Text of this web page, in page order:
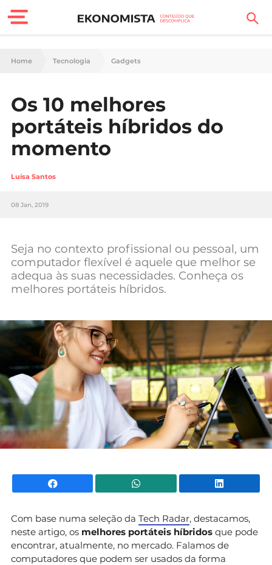
Finanças Pessoais
Carreira
Casa
Lifestyle
Sociedade
Negócios
Mundial 2026
Home Tecnologia Gadgets
Os 10 melhores
portáteis híbridos do
momento
Luísa Santos
08 Jan, 2019
Seja no contexto profissional ou pessoal, um
computador flexível é aquele que melhor se
adequa às suas necessidades. Conheça os
melhores portáteis híbridos.
Facebook WhatsApp
Com base numa seleção da Tech Radar, destacamos,
neste artigo, os melhores portáteis híbridos que pode
encontrar, atualmente, no mercado. Falamos de
computadores que podem ser usados da forma